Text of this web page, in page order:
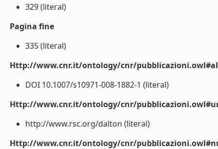
329 (literal)
Pagina fine
335 (literal)
Http://www.cnr.it/ontology/cnr/
DOI 10.1007/s10971-008-1882-1 (literal)
Http://www.cnr.it/ontology/cnr/
http://www.rsc.org/dalton (literal)
Http://www.cnr.it/ontology/cnr/